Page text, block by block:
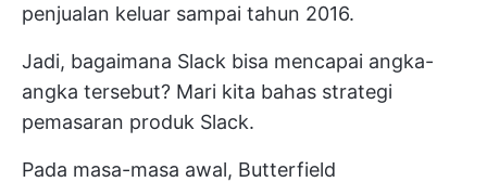
penjualan keluar sampai tahun 2016.
Jadi, bagaimana Slack bisa mencapai angka-
angka tersebut? Mari kita bahas strategi
pemasaran produk Slack.
Pada masa-masa awal, Butterfield